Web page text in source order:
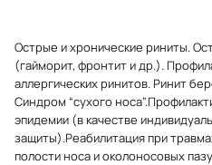
Острые и хронические риниты.
(гайморит, фронтит и др.).
аллергических ринитов. Ринит
Синдром “сухого
эпидемии (в качестве
защиты).Реабилитация при
полости носа и околоносовых